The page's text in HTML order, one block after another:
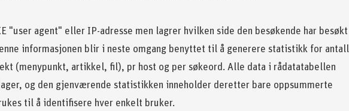
"user agent" eller IP-adresse men lagrer hvilken side den besøkende har besøkt
informasjonen blir i neste omgang benyttet til å generere statistikk for antall
(menypunkt, artikkel, fil), pr host og per søkeord. Alle data i rådatatabellen
og den gjenværende statistikken inneholder deretter bare oppsummerte
til å identifisere hver enkelt bruker.